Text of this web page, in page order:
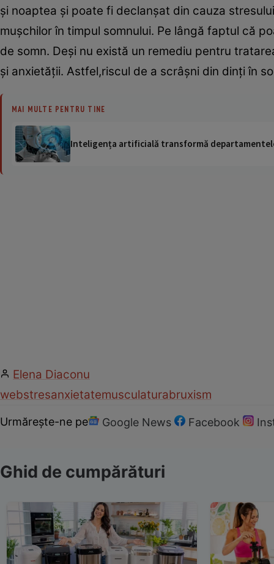
şi noaptea şi poate fi declanşat din cauza
muşchilor în timpul somnului. Pe lângă faptul că
de somn. Deşi nu există un remediu pentru
şi anxietăţii. Astfel,riscul de a scrâşni din dinţi în
MAI MULTE PENTRU TINE
Inteligența artificială transformă
Elena Diaconu
webstresanxietatemusculaturabruxism
Urmărește-ne pe Google News Facebook
Ghid de cumpărături